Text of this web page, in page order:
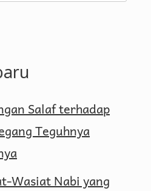
Salaf terhadap
Teguhnya
Wasiat Nabi yang